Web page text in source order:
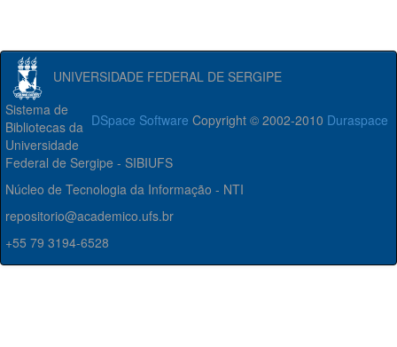
UNIVERSIDADE FEDERAL DE SERGIPE
DSpace Software Copyright © 2002-2010 Duraspace
Sistema de
Bibliotecas da
Universidade
Federal de Sergipe - SIBIUFS
Núcleo de Tecnologia da Informação - NTI
repositorio@academico.ufs.br
+55 79 3194-6528